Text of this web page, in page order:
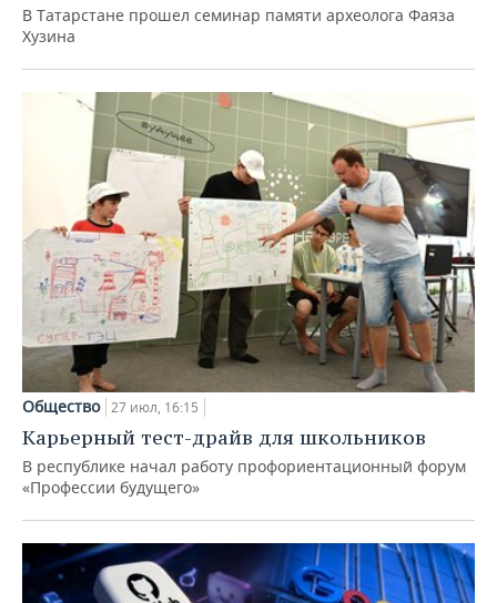
В Татарстане прошел семинар памяти археолога Фаяза
Хузина
Общество 27 июл, 16:15
Карьерный тест-драйв для школьников
В республике начал работу профориентационный форум
«Профессии будущего»